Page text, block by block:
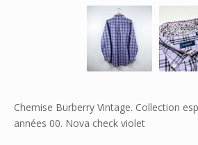
Chemise Burberry Vintage. Collection
années 00. Nova check violet